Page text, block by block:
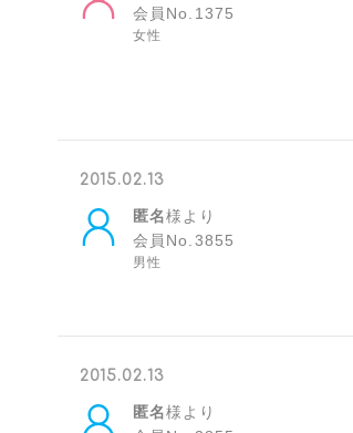
会員No.1375
女性
2015.02.13
匿名様より
会員No.3855
男性
2015.02.13
匿名様より